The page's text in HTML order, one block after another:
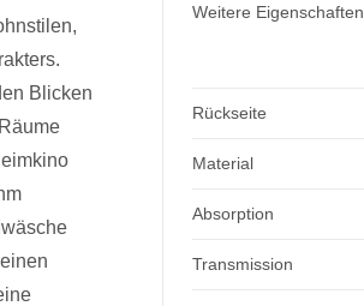
Blicken
Weitere Eigenschaften
Rückseite
Material
Absorption
Transmission